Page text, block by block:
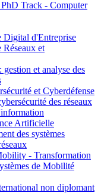
Track - Computer
d'Entreprise
et
et analyse des
et Cyberdéfense
des réseaux
Artificielle
des systèmes
- Transformation
de Mobilité
non diplomant